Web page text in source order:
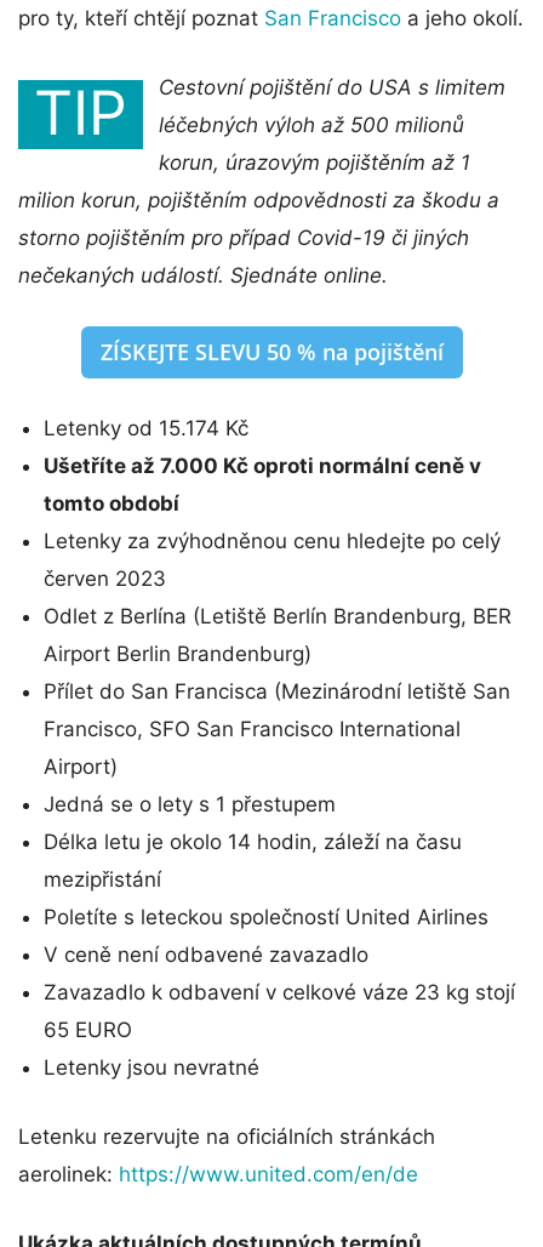
pro ty, kteří chtějí poznat San Francisco a jeho okolí.
TIP
Cestovní pojištění do USA s limitem
léčebných výloh až 500 milionů
korun, úrazovým pojištěním až 1
milion korun, pojištěním odpovědnosti za škodu a
storno pojištěním pro případ Covid-19 či jiných
nečekaných událostí. Sjednáte online.
ZÍSKEJTE SLEVU 50 % na pojištění
Letenky od 15.174 Kč
Ušetříte až 7.000 Kč oproti normální ceně v
tomto období
Letenky za zvýhodněnou cenu hledejte po celý
červen 2023
Odlet z Berlína (Letiště Berlín Brandenburg, BER
Airport Berlin Brandenburg)
Přílet do San Francisca (Mezinárodní letiště San
Francisco, SFO San Francisco International
Airport)
Jedná se o lety s 1 přestupem
Délka letu je okolo 14 hodin, záleží na času
mezipřistání
Poletíte s leteckou společností United Airlines
V ceně není odbavené zavazadlo
Zavazadlo k odbavení v celkové váze 23 kg stojí
65 EURO
Letenky jsou nevratné
Letenku rezervujte na oficiálních stránkách
aerolinek: https://www.united.com/en/de